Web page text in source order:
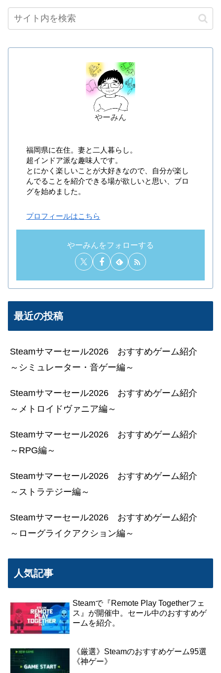
やーみん
福岡県に在住。妻と二人暮らし。
超インドア派な趣味人です。
とにかく楽しいことが大好きなので、自分が楽し
んでることを紹介できる場が欲しいと思い、ブロ
グを始めました。
プロフィールはこちら
やーみんをフォローする
最近の投稿
Steamサマーセール2026 おすすめゲーム紹介
～シミュレーター・音ゲー編～
Steamサマーセール2026 おすすめゲーム紹介
～メトロイドヴァニア編～
Steamサマーセール2026 おすすめゲーム紹介
～RPG編～
Steamサマーセール2026 おすすめゲーム紹介
～ストラテジー編～
Steamサマーセール2026 おすすめゲーム紹介
～ローグライクアクション編～
人気記事
Steamで『Remote Play Togetherフェ
ス』が開催中。セール中のおすすめゲ
ームを紹介。
《厳選》Steamのおすすめゲーム95選
《神ゲー》